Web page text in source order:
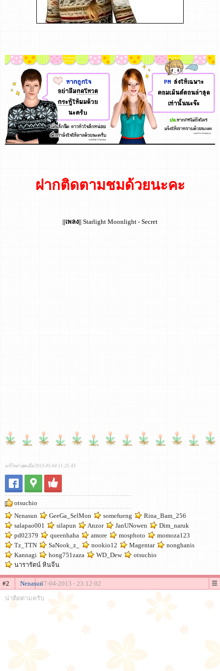
ฝากติดตามชมด้วยนะคะ
||เพลง|| Starlight Moonlight - Secret
แก้ไขล่าสุดเมื่อ 2013-05-04 11:25:43
otsuchio
Nenasun
GeeGa_SelMon somefueng
Rina_Bam_256
salapao001
silapun Anzor JanUNowen
Dim_naruk
pd02379
queenhaha amore mosphoto
momoza123
Tz_TTN
SaNook_z_ nookio12 Magentar
nonghanis
Kannagi
hong751zaza WD_Dew
otsuchio
นารารัตน์ หินจีน
#2 Nenasun27-04-2013 - 23:12:02
น่าติดตามครับ